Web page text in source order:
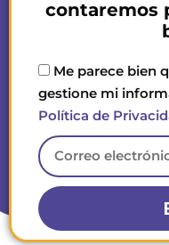
contaremos
Me parece bien
gestione mi
Política de